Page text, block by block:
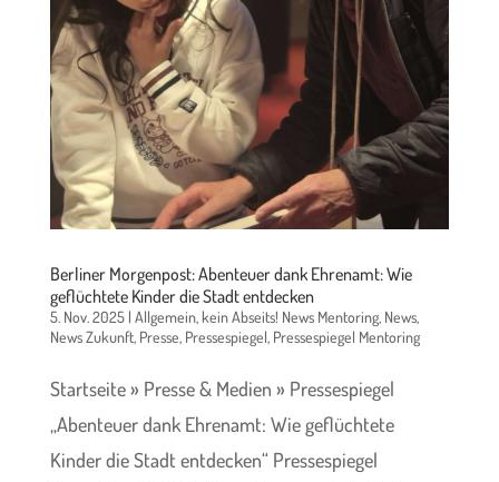
Berliner Morgenpost: Abenteuer dank Ehrenamt: Wie
geflüchtete Kinder die Stadt entdecken
5. Nov. 2025| Allgemein,kein Abseits! News Mentoring, News,
News Zukunft, Presse, Pressespiegel, Pressespiegel Mentoring
Startseite » Presse & Medien » Pressespiegel
„Abenteuer dank Ehrenamt: Wie geflüchtete
Kinder die Stadt entdecken“ Pressespiegel